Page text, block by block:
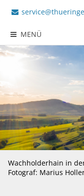
MENÜ
Wachholderhain in
Fotograf: Marius